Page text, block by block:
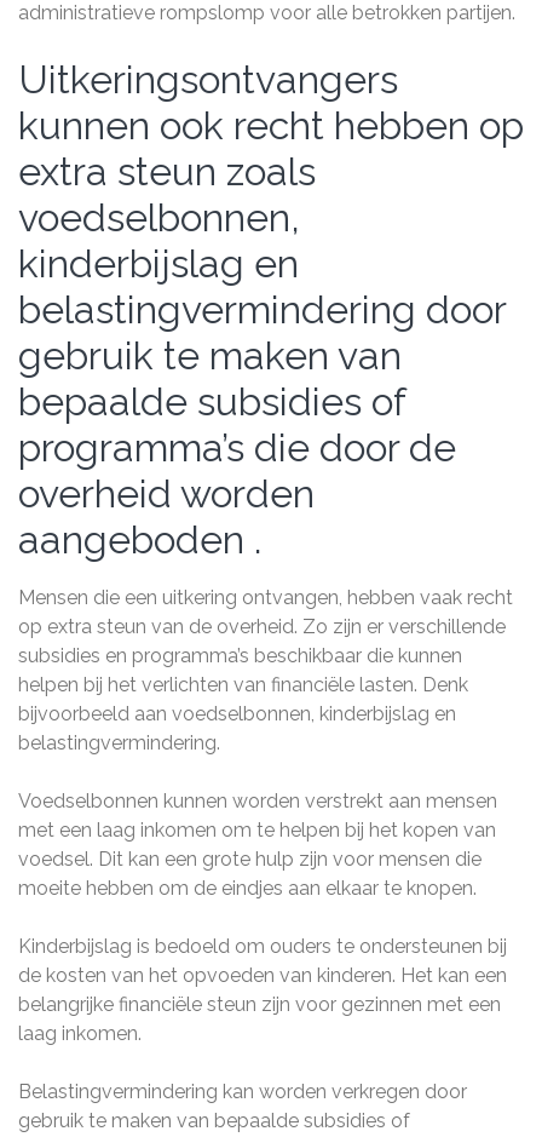
administratieve rompslomp voor alle betrokken partijen.
Uitkeringsontvangers
kunnen ook recht hebben op
extra steun zoals
voedselbonnen,
kinderbijslag en
belastingvermindering door
gebruik te maken van
bepaalde subsidies of
programma’s die door de
overheid worden
aangeboden .
Mensen die een uitkering ontvangen, hebben vaak recht
op extra steun van de overheid. Zo zijn er verschillende
subsidies en programma’s beschikbaar die kunnen
helpen bij het verlichten van financiële lasten. Denk
bijvoorbeeld aan voedselbonnen, kinderbijslag en
belastingvermindering.
Voedselbonnen kunnen worden verstrekt aan mensen
met een laag inkomen om te helpen bij het kopen van
voedsel. Dit kan een grote hulp zijn voor mensen die
moeite hebben om de eindjes aan elkaar te knopen.
Kinderbijslag is bedoeld om ouders te ondersteunen bij
de kosten van het opvoeden van kinderen. Het kan een
belangrijke financiële steun zijn voor gezinnen met een
laag inkomen.
Belastingvermindering kan worden verkregen door
gebruik te maken van bepaalde subsidies of